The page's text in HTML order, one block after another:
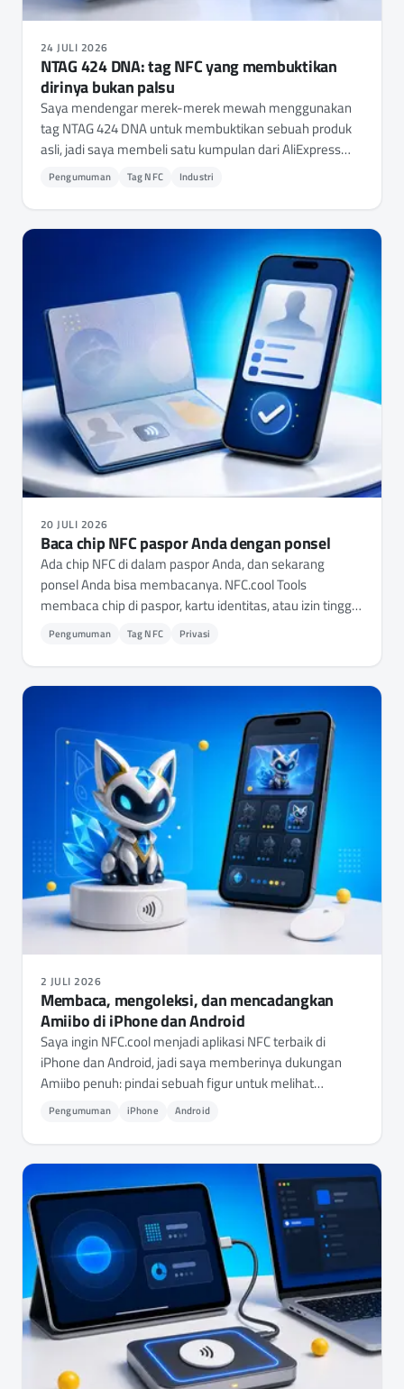
24 JULI 2026
NTAG 424 DNA: tag NFC yang membuktikan
dirinya bukan palsu
Saya mendengar merek-merek mewah menggunakan
tag NTAG 424 DNA untuk membuktikan sebuah produk
asli, jadi saya membeli satu kumpulan dari AliExpress
untuk melihat apa fungsinya sebenarnya. Ternyata tag
itu tak lebih dari NFC Tap Counter dengan lapisan
kriptografis yang dipasang di atasnya, dan NFC.cool
Tools kini membaca, memverifikasi, dan
mengonfigurasinya sepenuhnya di iPhone dan Android -
setiap kunci, izin setiap file, dan pengaturan chip itu
Pengumuman Tag NFC Industri
20 JULI 2026
Baca chip NFC paspor Anda dengan ponsel
Ada chip NFC di dalam paspor Anda, dan sekarang
ponsel Anda bisa membacanya. NFC.cool Tools
membaca chip di paspor, kartu identitas, atau izin tinggal
di iPhone dan Android - menampilkan foto dan detail
yang tersimpan, serta memeriksa apakah dokumen
tersebut asli.
Pengumuman Tag NFC Privasi
2 JULI 2026
Membaca, mengoleksi, dan mencadangkan
Amiibo di iPhone dan Android
Saya ingin NFC.cool menjadi aplikasi NFC terbaik di
iPhone dan Android, jadi saya memberinya dukungan
Amiibo penuh: pindai sebuah figur untuk melihat
detailnya, bangun koleksi pribadi, dan cadangkan salah
yang sebenarnya di balik layar - dan mengapa aplikasi ini
tidak menyertakan kunci apa pun.
Pengumuman iPhone Android